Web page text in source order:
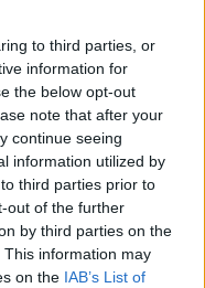
to third parties, or
information for
the below opt-out
note that after your
continue seeing
information utilized by
third parties prior to
out of the further
by third parties on the
This information may
on the IAB’s List of
από τα μάτια της
του Σοφοκλή μέσα
του Σοφοκλή μέσα
της Τεχνητής
υψηλός ο
Δευτέρα (10/08)
Δευτέρα (10/08)
ο κίνδυνος